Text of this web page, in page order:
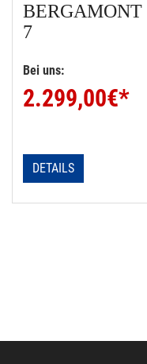
BERGAMONT
7
Bei uns:
2.299,00€*
DETAILS